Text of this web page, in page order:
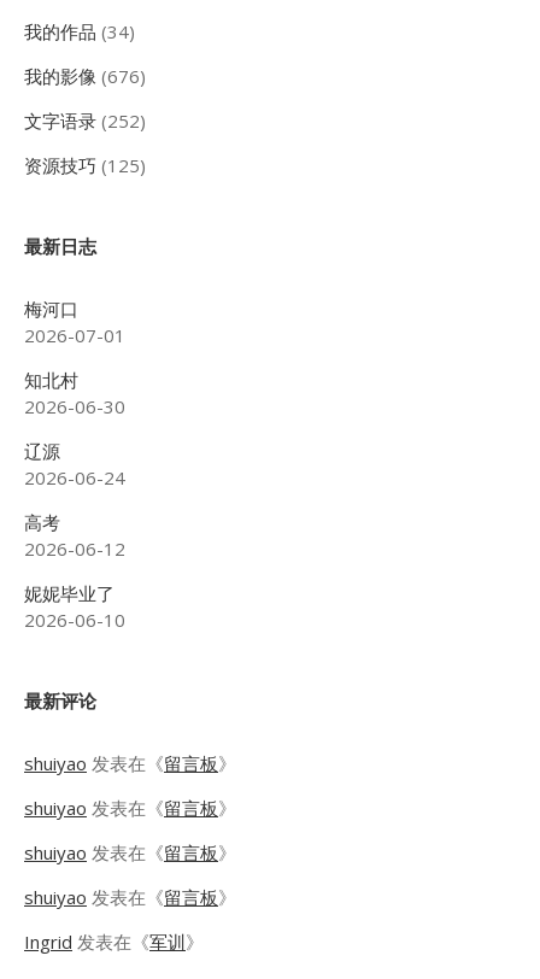
我的作品 (34)
我的影像 (676)
文字语录 (252)
资源技巧 (125)
最新日志
梅河口
2026-07-01
知北村
2026-06-30
辽源
2026-06-24
高考
2026-06-12
妮妮毕业了
2026-06-10
最新评论
shuiyao 发表在《留言板》
shuiyao 发表在《留言板》
shuiyao 发表在《留言板》
shuiyao 发表在《留言板》
Ingrid 发表在《军训》